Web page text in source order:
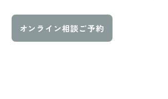
オンライン相談ご予約